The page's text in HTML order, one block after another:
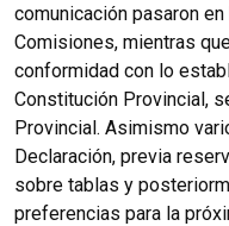
comunicación pasaron
Comisiones, mientras
conformidad con lo
Constitución Provincial,
Provincial. Asimismo
Declaración, previa
sobre tablas y
preferencias para la